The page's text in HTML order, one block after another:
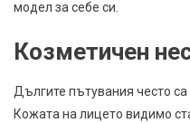
модел за себе си.
Козметичен
Дългите пътувания често
Кожата на лицето видимо